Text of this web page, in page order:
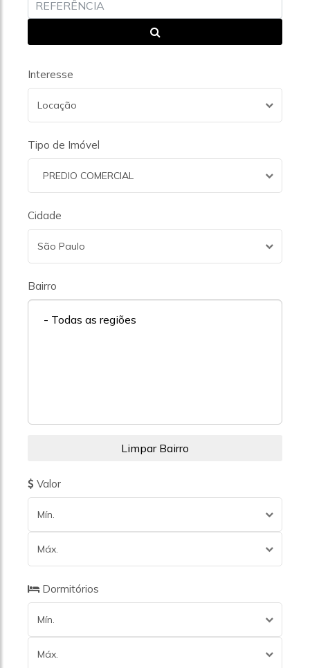
Interesse
Locação
Tipo de Imóvel
PREDIO COMERCIAL
Cidade
São Paulo
Bairro
- Todas as regiões
Valor
Mín.
Máx.
Dormitórios
Mín.
Máx.